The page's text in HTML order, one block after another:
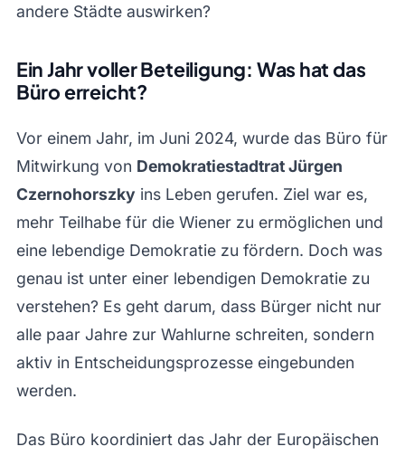
andere Städte auswirken?
Ein Jahr voller Beteiligung: Was hat das
Büro erreicht?
Vor einem Jahr, im Juni 2024, wurde das Büro für
Mitwirkung von Demokratiestadtrat Jürgen
Czernohorszkyins Leben gerufen. Ziel war es,
mehr Teilhabe für die Wiener zu ermöglichen und
eine lebendige Demokratie zu fördern. Doch was
genau ist unter einer lebendigen Demokratie zu
verstehen? Es geht darum, dass Bürger nicht nur
alle paar Jahre zur Wahlurne schreiten, sondern
aktiv in Entscheidungsprozesse eingebunden
werden.
Das Büro koordiniert das Jahr der Europäischen